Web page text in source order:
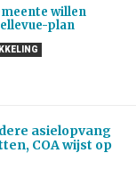
willen
plan
asielopvang
COA wijst op